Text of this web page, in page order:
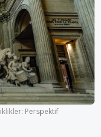
Perspektif